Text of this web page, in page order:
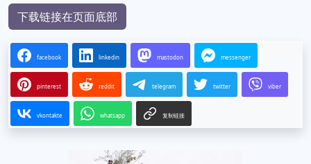
下载链接在页面底部
facebook linkedin mastodon messenger
pinterest reddit telegram twitter viber
vkontakte whatsapp 复制链接